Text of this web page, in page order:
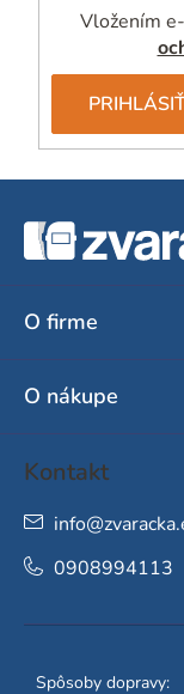
Vložením
O firme
O nákupe
Kontakt
info@
0908994113
Spôsoby dopravy: